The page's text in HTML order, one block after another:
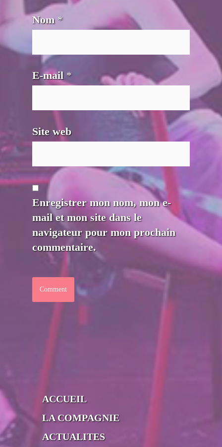
Nom *
E-mail *
Site web
Enregistrer mon nom, mon e-
mail et mon site dans le
navigateur pour mon prochain
commentaire.
ACCUEIL
LA COMPAGNIE
ACTUALITES